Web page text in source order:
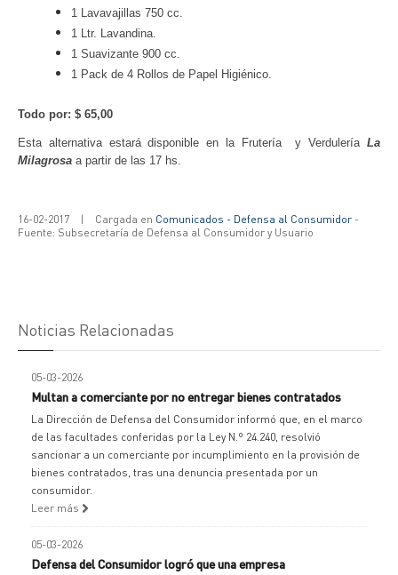
1 Lavavajillas 750 cc.
1 Ltr. Lavandina.
1 Suavizante 900 cc.
1 Pack de 4 Rollos de Papel Higiénico.
Todo por: $ 65,00
Esta alternativa estará disponible en la Frutería y Verdulería La
Milagrosa a partir de las 17 hs.
16-02-2017 | Cargada en Comunicados - Defensa al Consumidor -
Fuente: Subsecretaría de Defensa al Consumidor y Usuario
Noticias Relacionadas
05-03-2026
Multan a comerciante por no entregar bienes contratados
La Dirección de Defensa del Consumidor informó que, en el marco
de las facultades conferidas por la Ley N.º 24.240, resolvió
sancionar a un comerciante por incumplimiento en la provisión de
bienes contratados, tras una denuncia presentada por un
consumidor.
Leer más
05-03-2026
Defensa del Consumidor logró que una empresa